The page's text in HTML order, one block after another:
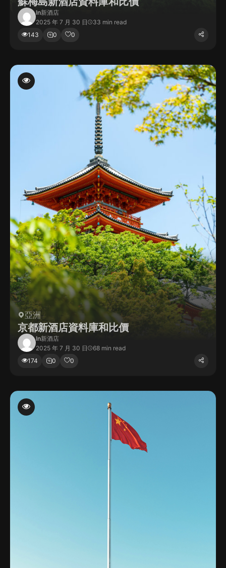
In新酒店
2025 年 7 月 30 日
33 min read
143
0 0
亞洲
京都新酒店資料庫和比價
In新酒店
2025 年 7 月 30 日
68 min read
174
0 0